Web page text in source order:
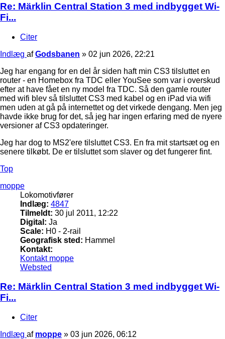
Re: Märklin Central Station 3 med indbygget Wi-
Fi...
Citer
Indlæg afGodsbanen » 02 jun 2026, 22:21
Jeg har engang for en del år siden haft min CS3 tilsluttet en
router - en Homebox fra TDC eller YouSee som var i overskud
efter at have fået en ny model fra TDC. Så den gamle router
med wifi blev så tilsluttet CS3 med kabel og en iPad via wifi
men uden at gå på internettet og det virkede dengang. Men jeg
havde ikke brug for det, så jeg har ingen erfaring med de nyere
versioner af CS3 opdateringer.
Jeg har dog to MS2'ere tilsluttet CS3. En fra mit startsæt og en
senere tilkøbt. De er tilsluttet som slaver og det fungerer fint.
Top
moppe
Lokomotivfører
Indlæg: 4847
Tilmeldt: 30 jul 2011, 12:22
Digital: Ja
Scale: H0 - 2-rail
Geografisk sted: Hammel
Kontakt:
Kontakt moppe
Websted
Re: Märklin Central Station 3 med indbygget Wi-
Fi...
Citer
Indlæg af moppe » 03 jun 2026, 06:12